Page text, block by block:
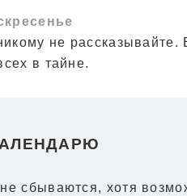
не рассказывайте.
в тайне.
сбываются, хотя